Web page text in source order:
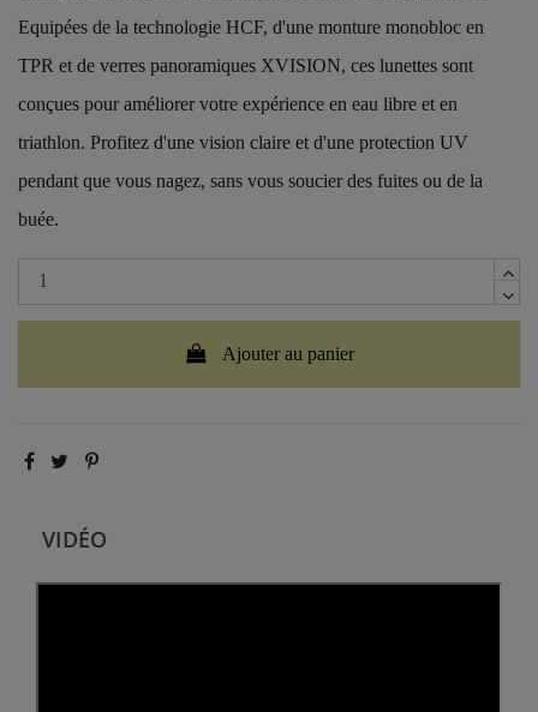
Equipées de la technologie HCF, d'une monture monobloc en
TPR et de verres panoramiques XVISION, ces lunettes sont
conçues pour améliorer votre expérience en eau libre et en
triathlon. Profitez d'une vision claire et d'une protection UV
pendant que vous nagez, sans vous soucier des fuites ou de la
buée.
Ajouter au panier
VIDÉO